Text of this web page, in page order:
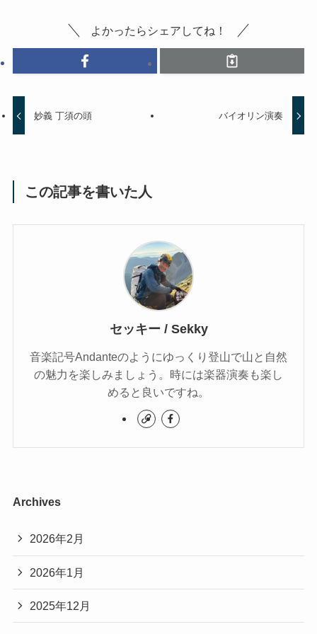
よかったらシェアしてね！
妙義 丁須の頭 バイオリン演奏
この記事を書いた人
セッキー / Sekky
音楽記号Andanteのようにゆっくり登山で山と自然
の魅力を楽しみましょう。時には楽器演奏も楽し
めると良いですね。
Archives
2026年2月
2026年1月
2025年12月